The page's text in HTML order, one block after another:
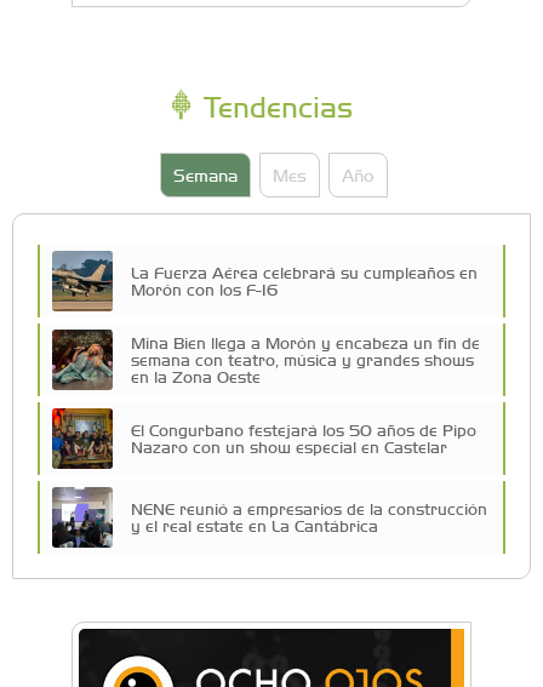
Tendencias
Semana Mes Año
La Fuerza Aérea celebrará su cumpleaños en
Morón con los F-16
Mina Bien llega a Morón y encabeza un fin de
semana con teatro, música y grandes shows
en la Zona Oeste
El Congurbano festejará los 50 años de Pipo
Nazaro con un show especial en Castelar
NENE reunió a empresarios de la construcción
y el real estate en La Cantábrica
La primera vez que Eva Perón voló en avión lo
hizo desde Morón